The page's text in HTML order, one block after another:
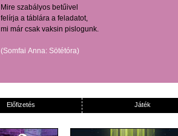
Mire szabályos betűivel
felírja a táblára a feladatot,
mi már csak vaksin pislogunk.
(Somfai Anna: Sötétóra)
Előfizetés Játék